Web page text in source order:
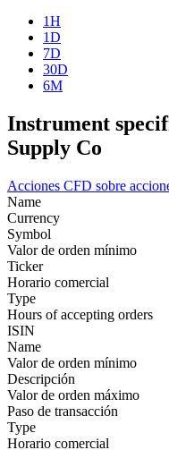
1H
1D
7D
30D
6M
Instrument
Supply Co
Acciones CFD sobre
Name
Currency
Symbol
Valor de orden mínimo
Ticker
Horario comercial
Type
Hours of accepting orders
ISIN
Name
Valor de orden mínimo
Descripción
Valor de orden máximo
Paso de transacción
Type
Horario comercial